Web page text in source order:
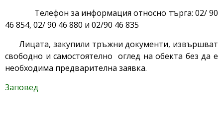
Телефон за информация относно търга: 02/ 90
46 854, 02/ 90 46 880 и 02/90 46 835
Лицата, закупили тръжни документи, извършват
свободно и самостоятелно оглед на обекта без да е
необходима предварителна заявка.
Заповед